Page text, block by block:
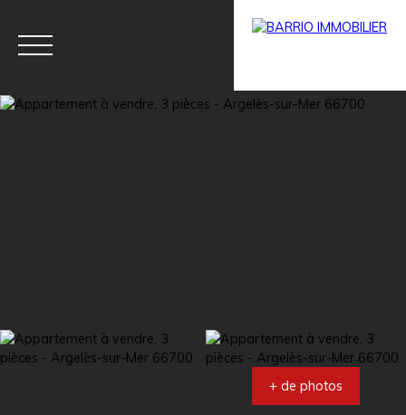
+ de photos